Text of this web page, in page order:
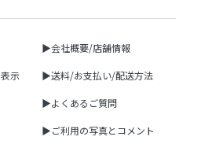
▶会社概要/店舗情報
示 ▶送料/お支払い/配送方法
▶よくあるご質問
▶ご利用の写真とコメント